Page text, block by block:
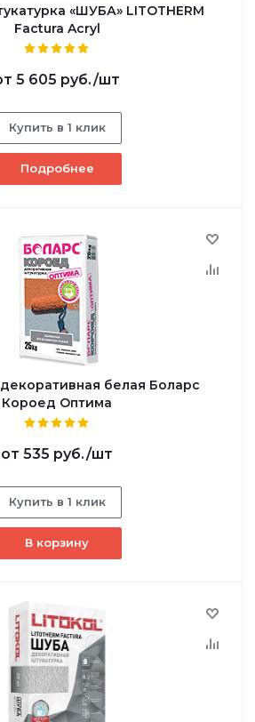
«ШУБА» LITOTHERM
Factura Acryl
5 605 руб./шт
Купить в 1 клик
Подробнее
белая Боларс
Короед Оптима
от 535 руб./шт
Купить в 1 клик
В корзину